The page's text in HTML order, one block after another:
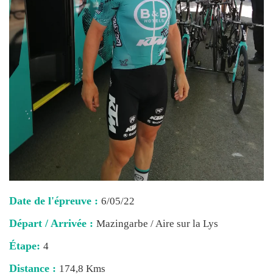
Date de l'épreuve : 6/05/22
Départ / Arrivée : Mazingarbe / Aire sur la Lys
Étape: 4
Distance : 174,8 Kms